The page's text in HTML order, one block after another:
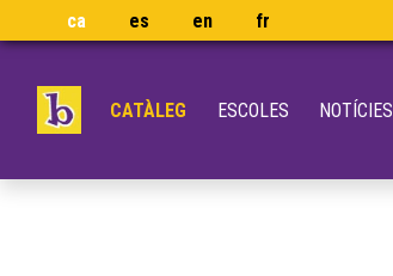
ca es en fr
CATÀLEG ESCOLES NOTÍCIES